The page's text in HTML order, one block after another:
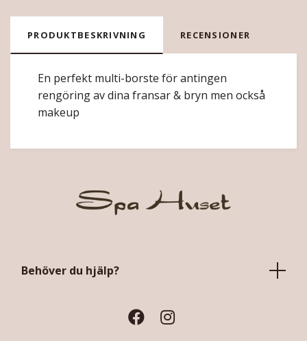
PRODUKTBESKRIVNING RECENSIONER
En perfekt multi-borste för antingen
rengöring av dina fransar & bryn men också
makeup
Behöver du hjälp?